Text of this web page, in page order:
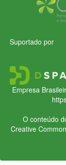
Suportado por
Empresa
O conteúdo
Creative